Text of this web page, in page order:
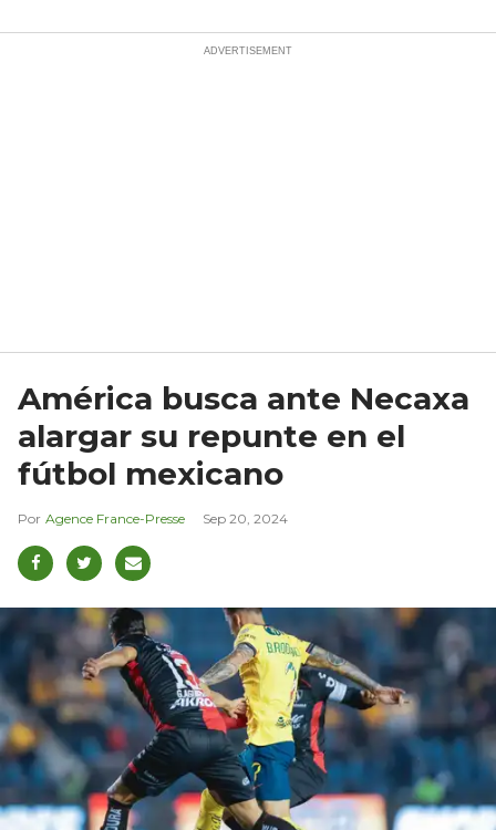
América busca ante Necaxa
alargar su repunte en el
fútbol mexicano
Agence France-Presse Sep 20, 2024